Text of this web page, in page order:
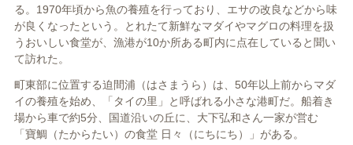
る。1970年頃から魚の養殖を行っており、エサの改良などから味
が良くなったという。とれたて新鮮なマダイやマグロの料理を扱
うおいしい食堂が、漁港が10か所ある町内に点在していると聞い
て訪れた。
町東部に位置する迫間浦（はさまうら）は、50年以上前からマダ
イの養殖を始め、「タイの里」と呼ばれる小さな港町だ。船着き
場から車で約5分、国道沿いの丘に、大下弘和さん一家が営む
「寶鯛（たからたい）の食堂 日々（にちにち）」がある。